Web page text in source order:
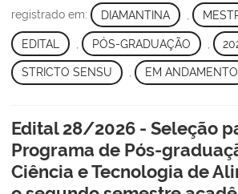
registrado em: DIAMANTINA
EDITAL PÓS-GRADUAÇÃO
STRICTO SENSU , EM ANDAMENTO
Edital 28/2026 - Seleção
Programa de Pós-
Ciência e Tecnologia de